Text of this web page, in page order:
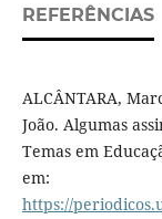
REFERÊNCIAS
ALCÂNTARA,
João. Algumas
Temas em
em:
https://